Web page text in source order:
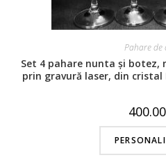
Pahare de
Set 4 pahare nunta și botez,
prin gravură laser, din cristal
400.00